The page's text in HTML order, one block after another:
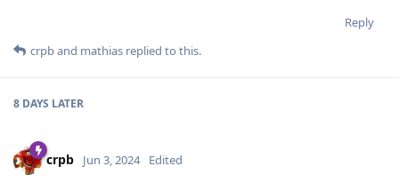
Reply
crpband mathias replied to this.
8 DAYS LATER
crpb Jun 3, 2024 Edited